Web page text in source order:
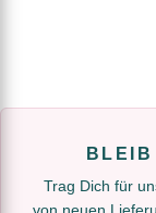
Trag Dich für